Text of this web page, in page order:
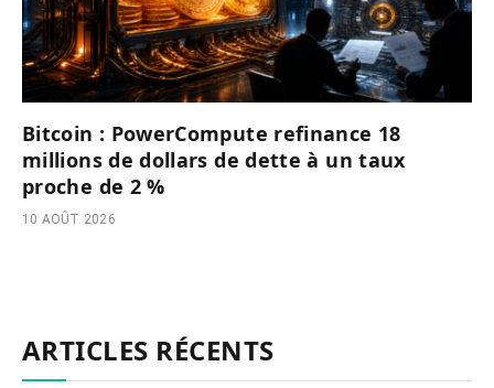
Bitcoin : PowerCompute refinance 18
millions de dollars de dette à un taux
proche de 2 %
10 AOÛT 2026
ARTICLES RÉCENTS